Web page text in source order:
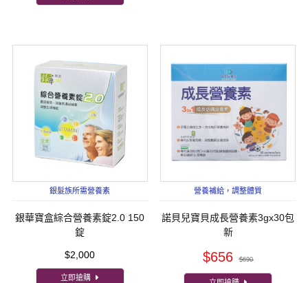
銀髮族所需營養素
銀華寶盒綜合營養素錠2.0 150
錠
$2,000
立即搶購
營養補給，調整體質
諾貝兒寶貝成長營養素3gx30包
新
$656 $690